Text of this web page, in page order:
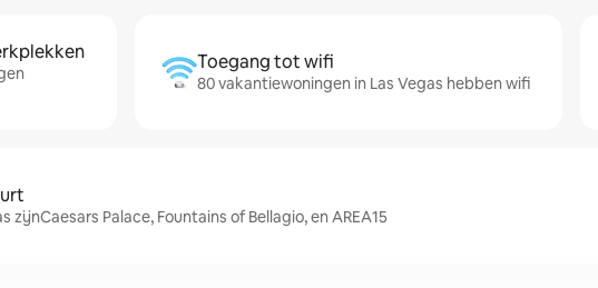
Toegang tot wifi
80 vakantiewoningen in Las Vegas hebben wifi
zijnCaesars Palace, Fountains of Bellagio, en AREA15